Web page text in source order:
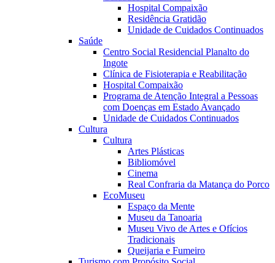
Hospital Compaixão
Residência Gratidão
Unidade de Cuidados Continuados
Saúde
Centro Social Residencial Planalto do
Ingote
Clínica de Fisioterapia e Reabilitação
Hospital Compaixão
Programa de Atenção Integral a Pessoas
com Doenças em Estado Avançado
Unidade de Cuidados Continuados
Cultura
Cultura
Artes Plásticas
Bibliomóvel
Cinema
Real Confraria da Matança do Porco
EcoMuseu
Espaço da Mente
Museu da Tanoaria
Museu Vivo de Artes e Ofícios
Tradicionais
Queijaria e Fumeiro